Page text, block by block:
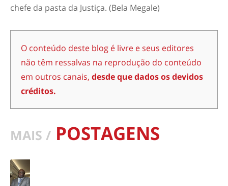
chefe da pasta da Justiça. (Bela Megale)
O conteúdo deste blog é livre e seus editores
não têm ressalvas na reprodução do conteúdo
em outros canais, desde que dados os devidos
créditos.
MAIS / POSTAGENS